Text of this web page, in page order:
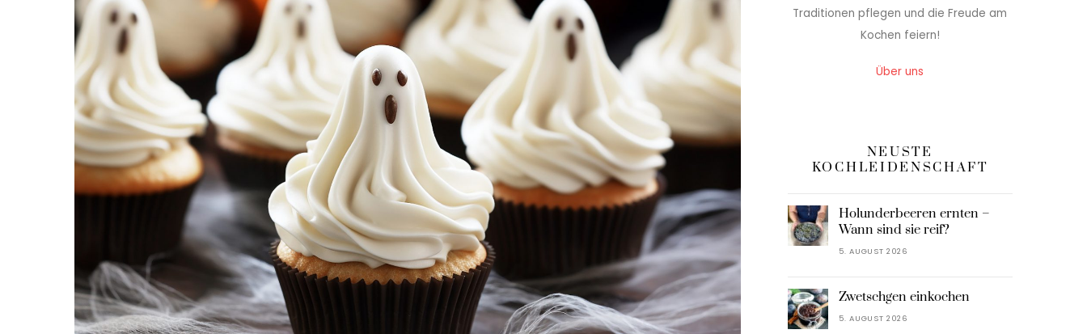
Traditionen pflegen und die Freude am
Kochen feiern!
Über uns
NEUSTE
KOCHLEIDENSCHAFT
Holunderbeeren ernten –
Wann sind sie reif?
5. AUGUST 2026
Zwetschgen einkochen
5. AUGUST 2026